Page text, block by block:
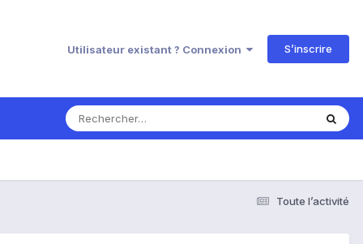
Utilisateur existant ? Connexion S’inscrire
Toute l’activité